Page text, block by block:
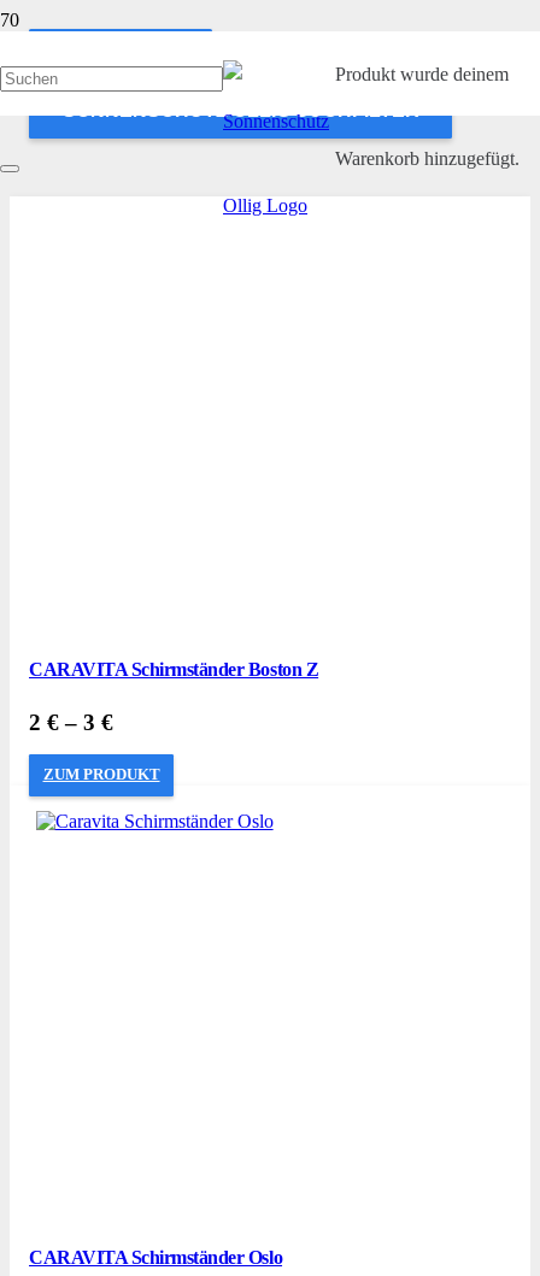
Produktwurde deinem
Warenkorb hinzugefügt.
SONNENSCHUTZ OLLIG SUCHFILTER
CARAVITA Schirmständer Boston Z
2 €– 3 €
ZUM PRODUKT
CARAVITA Schirmständer Oslo